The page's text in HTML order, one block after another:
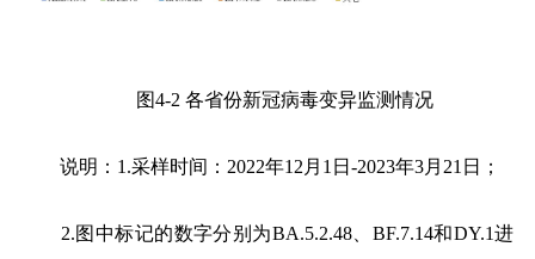
图4-2 各省份新冠病毒变异监测情况
说明： 1.采样时间： 2022年12 月 1 日 -2023年3月 21 日；
2.图中标记的数字分别为BA.5.2.48、 BF.7.14和DY.1进